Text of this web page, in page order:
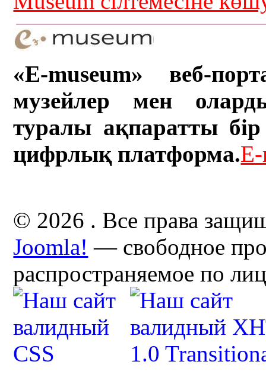
«E-museum» веб-
музейлер мен
туралы ақпаратты бір
цифрлық платформа.
© 2026 . Все права
Joomla! — свободное
распространяемое по